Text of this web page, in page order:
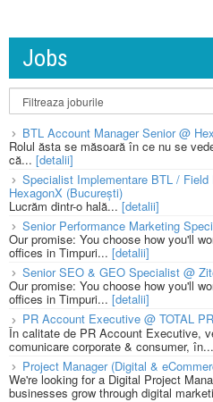
Jobs
BTL Account Manager Senior @
Rolul ăsta se măsoară în ce nu se
că... [detalii]
Specialist Implementare BTL /
HexagonX (București)
Lucrăm dintr-o hală... [detalii]
Senior Performance Marketing
Our promise: You choose how you'll
offices in Timpuri... [detalii]
Senior SEO & GEO Specialist @
Our promise: You choose how you'll
offices in Timpuri... [detalii]
PR Account Executive @ TOTAL PR
În calitate de PR Account Executive,
comunicare corporate & consumer, în...
Project Manager (Digital &
We're looking for a Digital Project
businesses grow through digital